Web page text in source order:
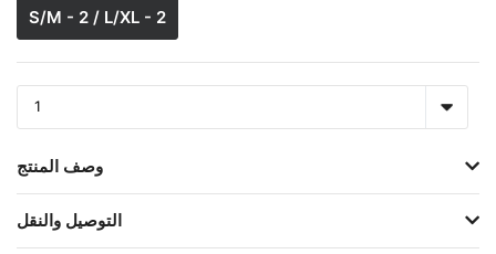
S/M - 2 / L/XL - 2
وصف المنتج
التوصيل والنقل